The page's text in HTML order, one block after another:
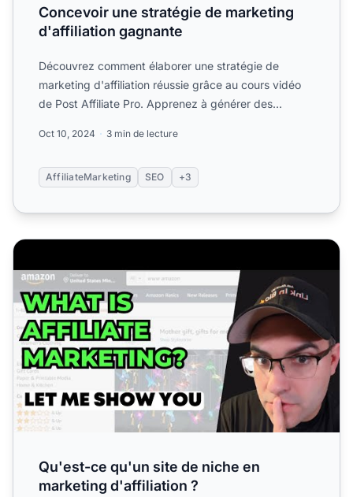
Concevoir une stratégie de marketing
d'affiliation gagnante
Découvrez comment élaborer une stratégie de
marketing d'affiliation réussie grâce au cours vidéo
de Post Affiliate Pro. Apprenez à générer des
Oct 10, 2024 3 min de lecture
AffiliateMarketing SEO +3
Qu'est-ce qu'un site de niche en marketing d'affiliation ?
Qu'est-ce qu'un site de niche en
marketing d'affiliation ?